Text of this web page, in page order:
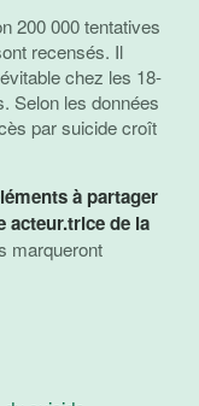
200 000 tentatives
recensés. Il
chez les 18-
Selon les données
par suicide croît
à partager
acteur.trice de la
marqueront